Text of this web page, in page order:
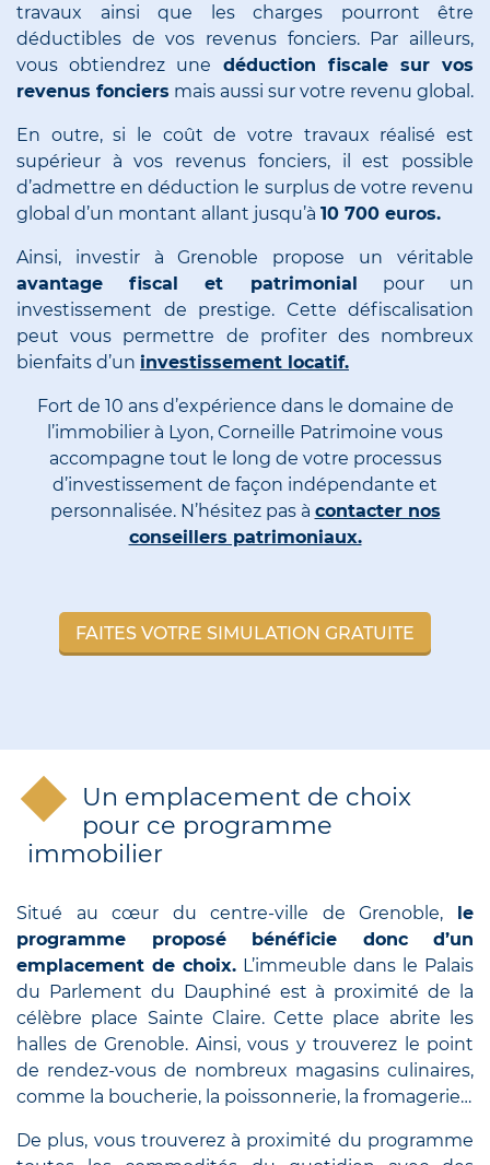
travaux ainsi que les charges pourront être
déductibles de vos revenus fonciers. Par ailleurs,
vous obtiendrez une déduction fiscale sur vos
revenus fonciers mais aussi sur votre revenu global.
En outre, si le coût de votre travaux réalisé est
supérieur à vos revenus fonciers, il est possible
d’admettre en déduction le surplus de votre revenu
global d’un montant allant jusqu’à 10 700 euros.
Ainsi, investir à Grenoble propose un véritable
avantage fiscal et patrimonial
pour un
investissement de prestige. Cette défiscalisation
peut vous permettre de profiter des nombreux
bienfaits d’un investissement locatif.
Fort de 10 ans d’expérience dans le domaine de
l’immobilier à Lyon, Corneille Patrimoine vous
accompagne tout le long de votre processus
d’investissement de façon indépendante et
personnalisée. N’hésitez pas à contacter nos
conseillers patrimoniaux.
FAITES VOTRE SIMULATION GRATUITE
Un emplacement de choix
pour ce programme
immobilier
Situé au cœur du centre-ville de Grenoble,
le
programme proposé bénéficie donc d’un
emplacement de choix. L’immeuble dans le Palais
du Parlement du Dauphiné est à proximité de la
célèbre place Sainte Claire. Cette place abrite les
halles de Grenoble. Ainsi, vous y trouverez le point
de rendez-vous de nombreux magasins culinaires,
comme la boucherie, la poissonnerie, la fromagerie…
De plus, vous trouverez à proximité du programme